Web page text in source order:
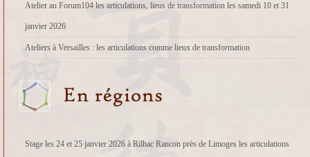
Atelier au Forum104 les articulations, lieus de transformation les samedi 10 et 31
janvier 2026
Ateliers à Versailles : les articulations comme lieux de transformation
Stage les 24 et 25 janvier 2026 à Rilhac Rancon près de Limoges les articulations